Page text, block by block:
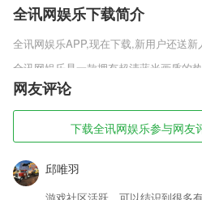
全讯网娱乐下载简介
全讯网娱乐APP,现在下载,新用户还送新
全讯网娱乐是一款拥有超清蓝光画质的
游戏画面，经典的传奇故事剧情，单一
所有技能以及操作方式，带给玩家全新
业官网正式版v1.0.152海量刺激好玩的
战，获得不同的游戏资源。
全讯网娱乐软件特色
1,还有一个精准的服务,趟你就能体验到
网友评论
下载全讯网娱乐参与网友
邱唯羽